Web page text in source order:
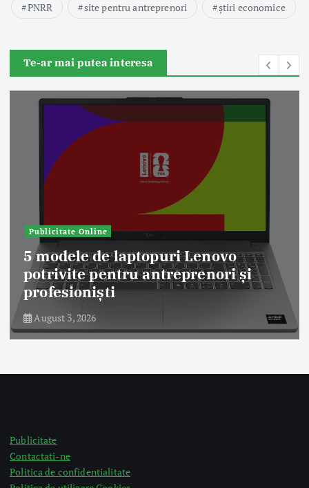
PNRR
site pentru antreprenori știri economice
Te-ar mai putea interesa
Publicitate Online
5 modele de laptopuri Lenovo
potrivite pentru antreprenori și
profesioniști
August 3, 2026
Publicitate
Contactati-ne
Politica de confidentialitate